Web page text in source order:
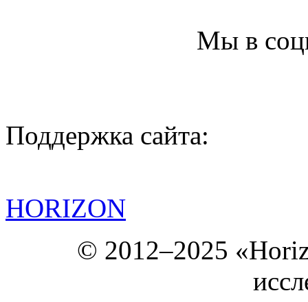
Мы в
Поддержка сайта:
HORIZON
© 2012–2025